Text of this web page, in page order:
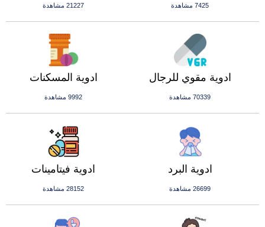
21227 مشاهدة 7425 مشاهدة
ادوية المسكنات
9992 مشاهدة
ادوية مقوي للرجال
70339 مشاهدة
ادوية فيتامينات
28152 مشاهدة
ادوية البرد
26699 مشاهدة